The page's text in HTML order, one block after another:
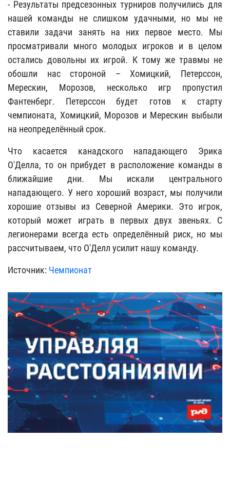
- Результаты предсезонных турниров получились для
нашей команды не слишком удачными, но мы не
ставили задачи занять на них первое место. Мы
просматривали много молодых игроков и в целом
остались довольны их игрой. К тому же травмы не
обошли нас стороной – Хомицкий, Петерссон,
Мерескин, Морозов, несколько игр пропустил
Фантенберг. Петерссон будет готов к старту
чемпионата, Хомицкий, Морозов и Мерескин выбыли
на неопределённый срок.
Что касается канадского нападающего Эрика
О'Делла, то он прибудет в расположение команды в
ближайшие дни. Мы искали центрального
нападающего. У него хороший возраст, мы получили
хорошие отзывы из Северной Америки. Это игрок,
который может играть в первых двух звеньях. С
легионерами всегда есть определённый риск, но мы
рассчитываем, что О'Делл усилит нашу команду.
Источник: Чемпионат